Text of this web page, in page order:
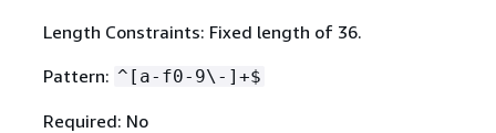
Length Constraints: Fixed length of 36.
Pattern: ^[a-f0-9\-]+$
Required: No